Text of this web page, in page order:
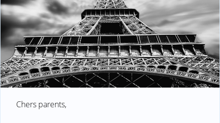
Chers parents,